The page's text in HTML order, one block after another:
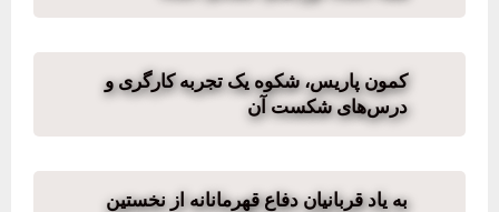
کمون پاریس، شکوه یک تجربه کارگری و
درس‌های شکست آن
به یاد قربانیان دفاع قهرمانانه از نخستین